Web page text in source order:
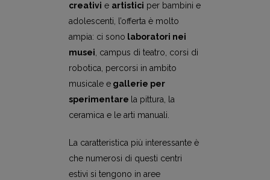
creativi e artistici per bambini e
adolescenti, l’offerta è molto
ampia: ci sono laboratori nei
musei, campus di teatro, corsi di
robotica, percorsi in ambito
musicale egallerie per
sperimentare la pittura, la
ceramica e le arti manuali.
La caratteristica più interessante è
che numerosi di questi centri
estivi si tengono in aree